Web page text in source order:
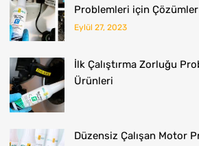
Problemleri için Çözümler
Eylül 27, 2023
İlk Çalıştırma Zorluğu
Ürünleri
Düzensiz Çalışan Motor